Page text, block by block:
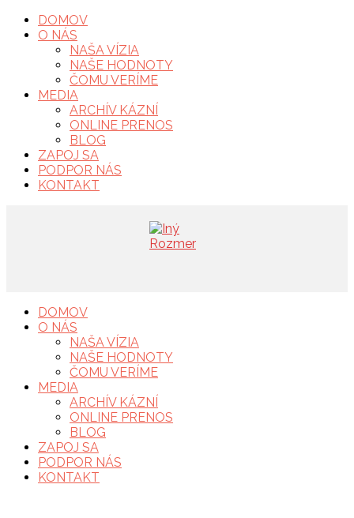
DOMOV
O NÁS
NAŠA VÍZIA
NAŠE HODNOTY
ČOMU VERÍME
MEDIA
ARCHÍV KÁZNÍ
ONLINE PRENOS
BLOG
ZAPOJ SA
PODPOR NÁS
KONTAKT
DOMOV
O NÁS
NAŠA VÍZIA
NAŠE HODNOTY
ČOMU VERÍME
MEDIA
ARCHÍV KÁZNÍ
ONLINE PRENOS
BLOG
ZAPOJ SA
PODPOR NÁS
KONTAKT